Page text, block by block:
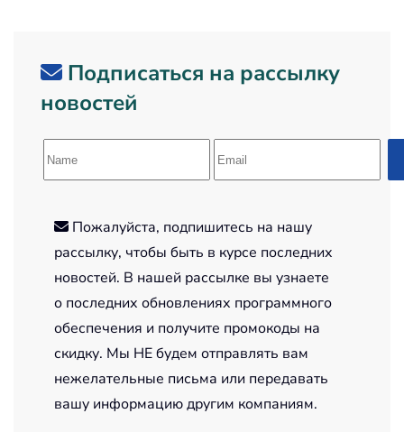
Подписаться на рассылку
новостей
Пожалуйста, подпишитесь на нашу
рассылку, чтобы быть в курсе последних
новостей. В нашей рассылке вы узнаете
о последних обновлениях программного
обеспечения и получите промокоды на
скидку. Мы НЕ будем отправлять вам
нежелательные письма или передавать
вашу информацию другим компаниям.